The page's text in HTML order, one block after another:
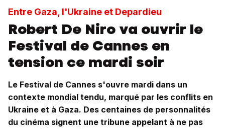
Entre Gaza, l'Ukraine et Depardieu
Robert De Niro va ouvrir le
Festival de Cannes en
tension ce mardi soir
Le Festival de Cannes s'ouvre mardi dans un
contexte mondial tendu, marqué par les conflits en
Ukraine et à Gaza. Des centaines de personnalités
du cinéma signent une tribune appelant à ne pas